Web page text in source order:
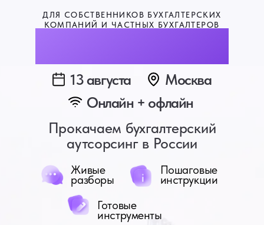
ДЛЯ СОБСТВЕННИКОВ БУХГАЛТЕРСКИХ
КОМПАНИЙ И ЧАСТНЫХ БУХГАЛТЕРОВ
Прокачаем бухгалтерский
аутсорсинг в России
Бухфорум 2026
Живые
разборы
Готовые
инструменты
Пошаговые
инструкции
Онлайн + офлайн